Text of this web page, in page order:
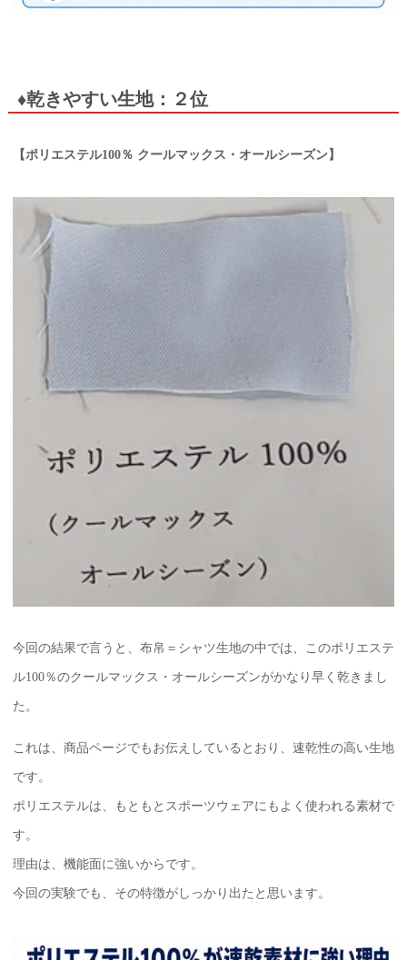
♦乾きやすい生地：２位
【ポリエステル100％ クールマックス・オールシーズン】
今回の結果で言うと、布帛＝シャツ生地の中では、このポリエステ
ル100％のクールマックス・オールシーズンがかなり早く乾きまし
た。
これは、商品ページでもお伝えしているとおり、速乾性の高い生地
です。
ポリエステルは、もともとスポーツウェアにもよく使われる素材で
す。
理由は、機能面に強いからです。
今回の実験でも、その特徴がしっかり出たと思います。